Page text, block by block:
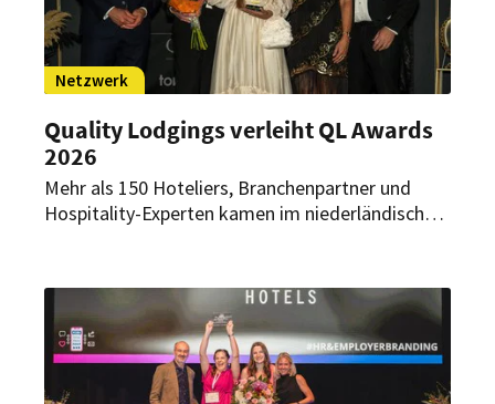
Netzwerk
Quality Lodgings verleiht QL Awards
2026
Mehr als 150 Hoteliers, Branchenpartner und
Hospitality-Experten kamen im niederländischen
Austausch, Wachstum und Auszeichnungen für
besondere Hotel- und Gastronomiekonzepte.